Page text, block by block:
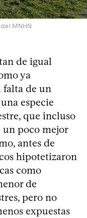
MNHN
de igual
ya
falta de un
especie
que incluso
poco mejor
antes de
hipotetizaron
como
de
pero no
expuestas